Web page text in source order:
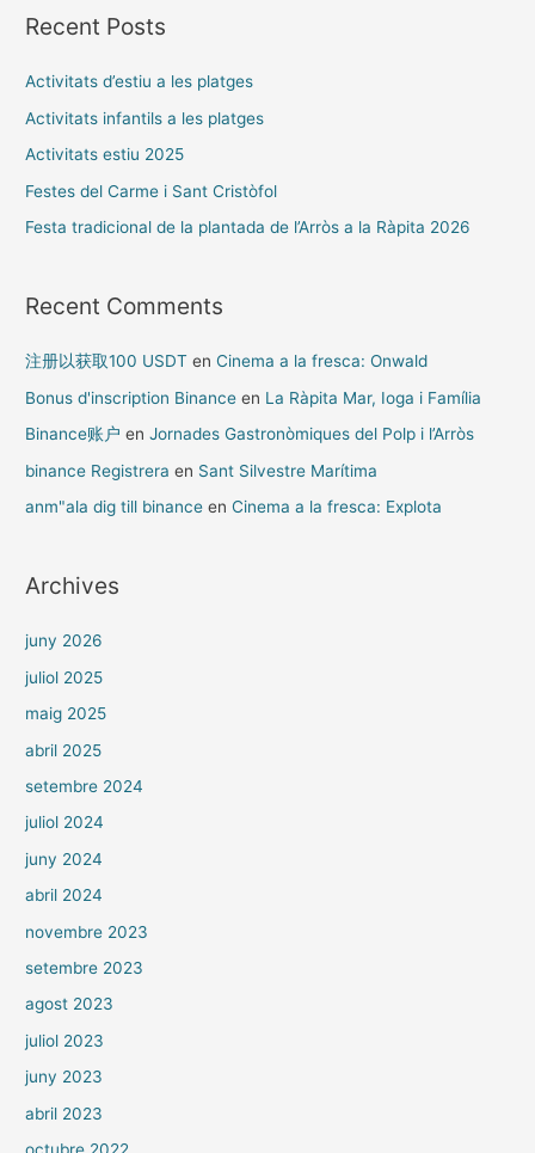
Recent Posts
Activitats d’estiu a les platges
Activitats infantils a les platges
Activitats estiu 2025
Festes del Carme i Sant Cristòfol
Festa tradicional de la plantada de l’Arròs a la Ràpita 2026
Recent Comments
注册以获取100 USDT enCinema a la fresca: Onwald
Bonus d'inscription Binance en La Ràpita Mar, Ioga i Família
Binance账户 enJornades Gastronòmiques del Polp i l’Arròs
binance Registrera en Sant Silvestre Marítima
anm"ala dig till binance enCinema a la fresca: Explota
Archives
juny 2026
juliol 2025
maig 2025
abril 2025
setembre 2024
juliol 2024
juny 2024
abril 2024
novembre 2023
setembre 2023
agost 2023
juliol 2023
juny 2023
abril 2023